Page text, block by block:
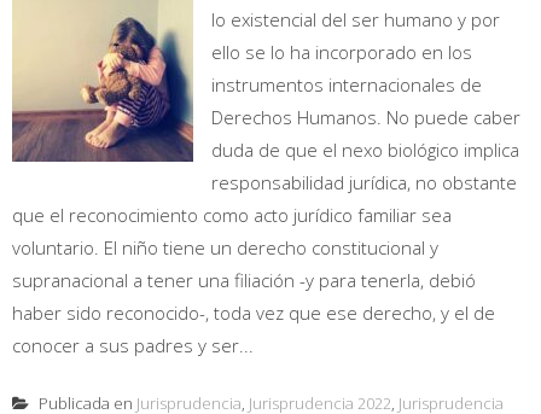
lo existencial del ser humano y por
ello se lo ha incorporado en los
instrumentos internacionales de
Derechos Humanos. No puede caber
duda de que el nexo biológico implica
responsabilidad jurídica, no obstante
que el reconocimiento como acto jurídico familiar sea
voluntario. El niño tiene un derecho constitucional y
supranacional a tener una filiación -y para tenerla, debió
haber sido reconocido-, toda vez que ese derecho, y el de
conocer a sus padres y ser...
Publicada en Jurisprudencia, Jurisprudencia 2022, Jurisprudencia